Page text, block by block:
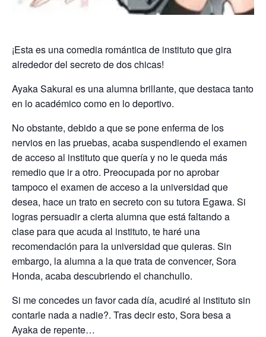
¡Esta es una comedia romántica de instituto que gira
alrededor del secreto de dos chicas!
Ayaka Sakurai es una alumna brillante, que destaca tanto
en lo académico como en lo deportivo.
No obstante, debido a que se pone enferma de los
nervios en las pruebas, acaba suspendiendo el examen
de acceso al instituto que quería y no le queda más
remedio que ir a otro. Preocupada por no aprobar
tampoco el examen de acceso a la universidad que
desea, hace un trato en secreto con su tutora Egawa. Si
logras persuadir a cierta alumna que está faltando a
clase para que acuda al instituto, te haré una
recomendación para la universidad que quieras. Sin
embargo, la alumna a la que trata de convencer, Sora
Honda, acaba descubriendo el chanchullo.
Si me concedes un favor cada día, acudiré al instituto sin
contarle nada a nadie?. Tras decir esto, Sora besa a
Ayaka de repente…